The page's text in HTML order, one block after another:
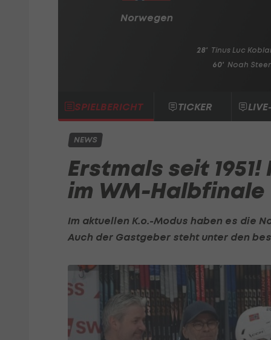
Norwegen
28' Tinus Luc
60' Noah
SPIELBERICHT TICKER
NEWS
Erstmals seit
im WM-Halbfinale
Im aktuellen K.o.-Modus haben es die
Auch der Gastgeber steht unter den